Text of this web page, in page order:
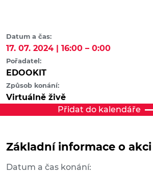
Datum a čas:
17. 07. 2024 | 16:00 – 0:00
Pořadatel:
EDOOKIT
Způsob konání:
Virtuálně živě
Přidat do kalendáře
Základní informace o akci
Datum a čas konání: